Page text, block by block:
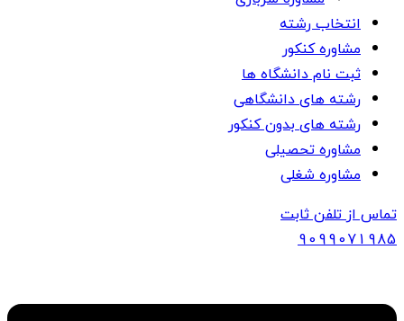
انتخاب رشته
مشاوره کنکور
ثبت نام دانشگاه ها
رشته های دانشگاهی
رشته های بدون کنکور
مشاوره تحصیلی
مشاوره شغلی
تماس از تلفن ثابت
9099071985